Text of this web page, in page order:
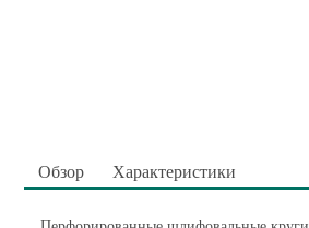
Обзор Характеристики